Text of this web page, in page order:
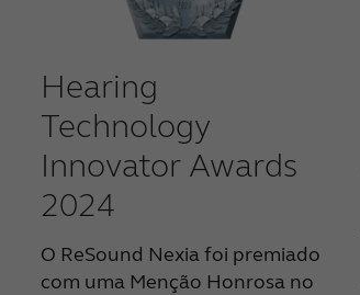
Hearing
Technology
Innovator Awards
2024
O ReSound Nexia foi premiado
com uma Menção Honrosa no